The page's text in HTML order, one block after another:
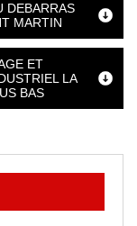
DEBARRAS
MARTIN
ET
LA
BAS